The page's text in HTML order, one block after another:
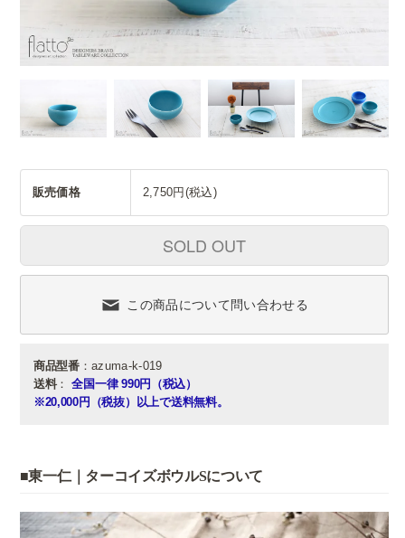
販売価格 2,750円(税込)
SOLD OUT
この商品について問い合わせる
商品型番：azuma-k-019
送料： 全国一律 990円（税込）
※20,000円（税抜）以上で送料無料。
■東一仁｜ターコイズボウルSについて